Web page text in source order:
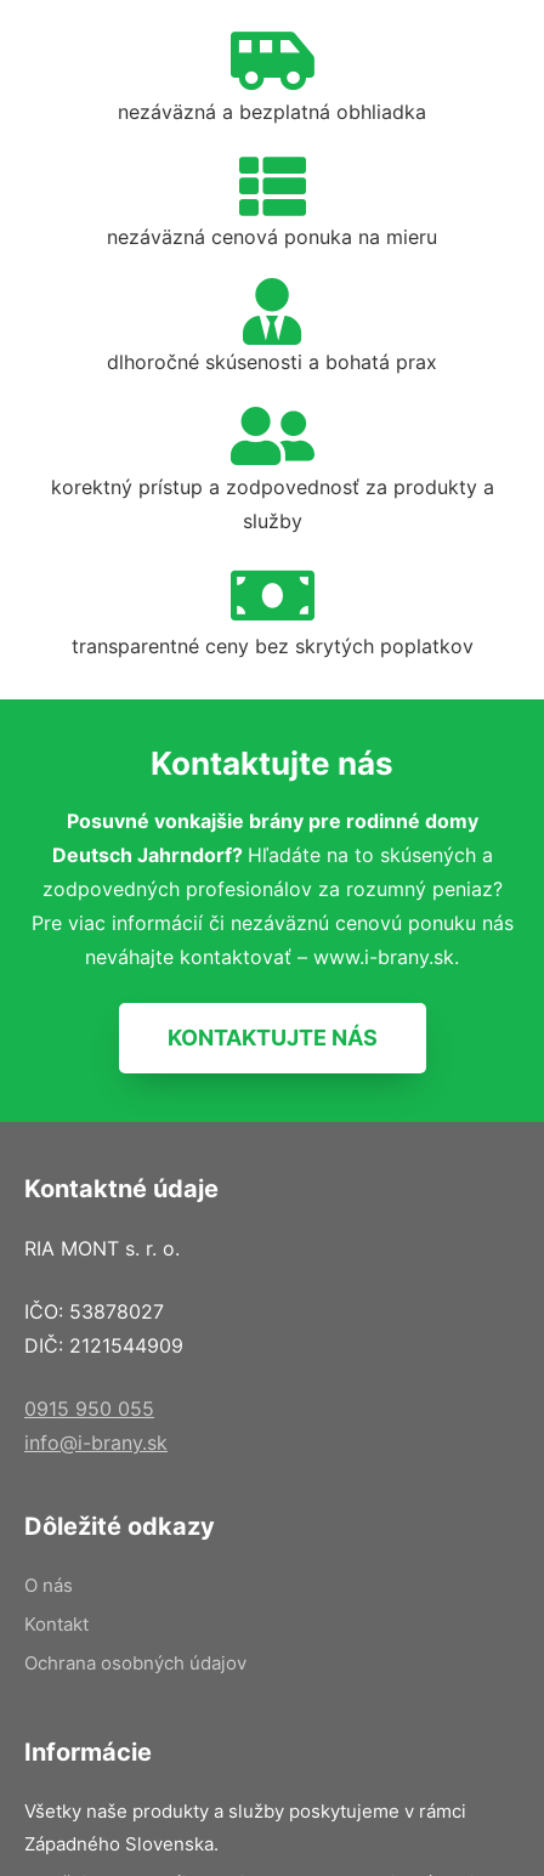
nezáväzná a bezplatná obhliadka
nezáväzná cenová ponuka na mieru
dlhoročné skúsenosti a bohatá prax
korektný prístup a zodpovednosť za produkty a
služby
transparentné ceny bez skrytých poplatkov
Kontaktujte nás
Posuvné vonkajšie brány pre rodinné domy
Deutsch Jahrndorf? Hľadáte na to skúsených a
zodpovedných profesionálov za rozumný peniaz?
Pre viac informácií či nezáväznú cenovú ponuku nás
neváhajte kontaktovať – www.i-brany.sk.
KONTAKTUJTE NÁS
Kontaktné údaje
RIA MONT s. r. o.
IČO: 53878027
DIČ: 2121544909
0915 950 055
info@i-brany.sk
Dôležité odkazy
O nás
Kontakt
Ochrana osobných údajov
Informácie
Všetky naše produkty a služby poskytujeme v rámci
Západného Slovenska.